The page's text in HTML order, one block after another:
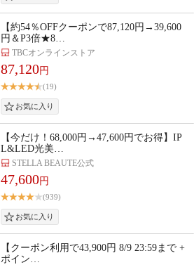
【約54％OFFクーポンで87,120円→39,600
円＆P3倍★8…
TBCオンラインストア
87,120円
(19)
【今だけ！68,000円→47,600円でお得】IP
L&LED光美…
STELLA BEAUTE公式
47,600円
(939)
【クーポン利用で43,900円 8/9 23:59まで +
ポイン…